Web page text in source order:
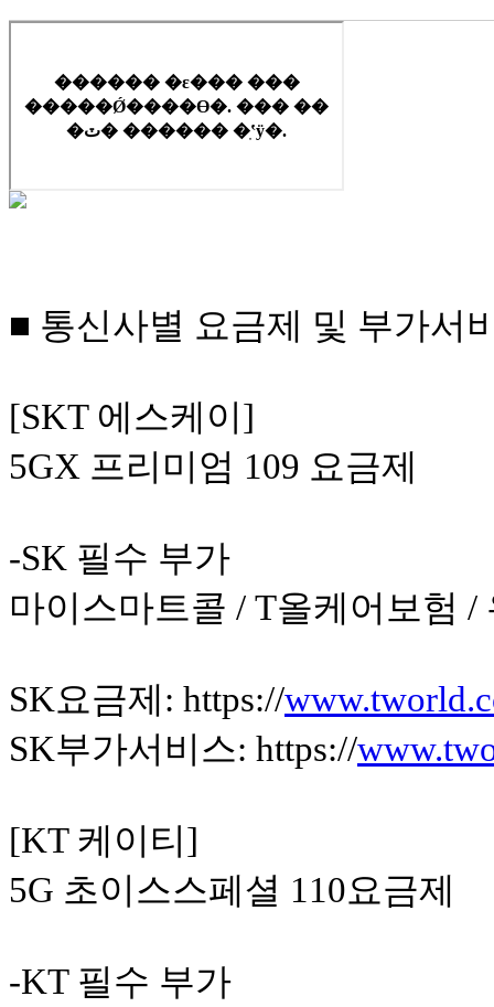
■ 통신사별 요금제 및 부가서
[SKT 에스케이]
5GX 프리미엄 109 요금제
-SK 필수 부가
마이스마트콜 / T올케어보험
SK요금제: https://
SK부가서비스: https://
[KT 케이티]
5G 초이스스페셜 110요금제
-KT 필수 부가